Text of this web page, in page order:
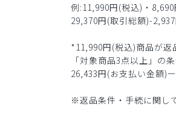
例:11,990円(税込)・
29,370円(取引総額)-
*11,990円(税込)商品が返
「対象商品3点以上」の
26,433円(お支払い金額)
※返品条件・手続に関し